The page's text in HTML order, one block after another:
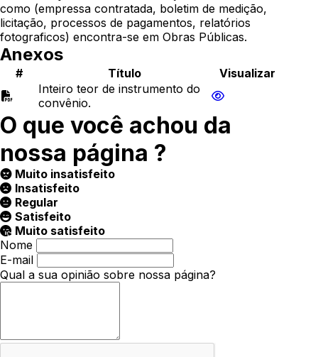
como (empressa contratada, boletim de medição,
licitação, processos de pagamentos, relatórios
fotograficos) encontra-se em Obras Públicas.
Anexos
# Título
Visualizar
Inteiro teor de instrumento do
convênio.
O que você achou da
nossa página ?
Muito insatisfeito
Insatisfeito
Regular
Satisfeito
Muito satisfeito
Nome
E-mail
Qual a sua opinião sobre nossa página?